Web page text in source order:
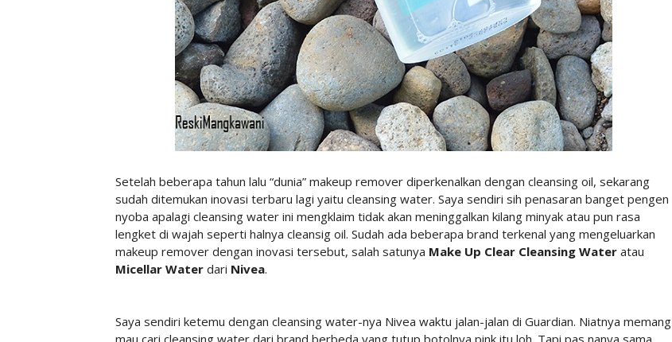
Setelah beberapa tahun lalu “dunia” makeup remover diperkenalkan dengan cleansing oil, sekarang
sudah ditemukan inovasi terbaru lagi yaitu cleansing water. Saya sendiri sih penasaran banget pengen
nyoba apalagi cleansing water ini mengklaim tidak akan meninggalkan kilang minyak atau pun rasa
lengket di wajah seperti halnya cleansig oil. Sudah ada beberapa brand terkenal yang mengeluarkan
makeup remover dengan inovasi tersebut, salah satunya Make Up Clear Cleansing Wateratau
Micellar Waterdari Nivea.
Saya sendiri ketemu dengan cleansing water-nya Nivea waktu jalan-jalan di Guardian. Niatnya memang
mau cari cleansing water dari brand berbeda yang tutup botolnya pink itu loh. Tapi pas nanya sama